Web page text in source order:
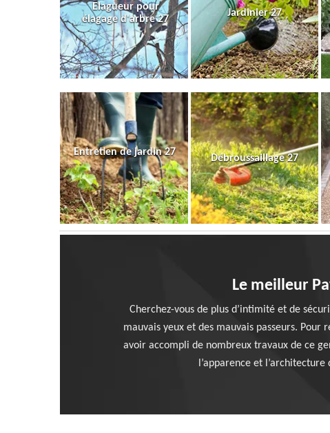
Elagueur pour
élagage d'arbre 27
Jardinier 27
Entretien de jardin 27
Débroussaillage 27
Le meilleur
Cherchez-vous de plus d’intimité et de
mauvais yeux et des mauvais passeurs.
avoir accompli de nombreux travaux de ce
l’apparence et